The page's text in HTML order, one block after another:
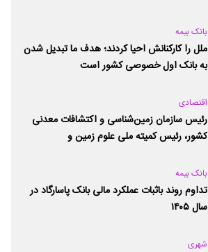
بانک بیمه
ملل را کارکنانش احیا کردند؛ هدف ما تبدیل شدن
به بانک اول خصوصی کشور است
اقتصادی
رئیس سازمان زمین‌شناسی و اکتشافات معدنی
کشور،‌ رئیس کمیته ملی علوم زمین و
بانک بیمه
تداوم روند باثبات عملکرد مالی بانک پاسارگاد در
سال ۱۴۰۵
شهری